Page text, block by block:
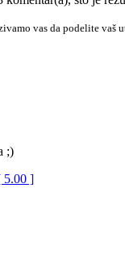
vas da podelite
;)
5.00 ]